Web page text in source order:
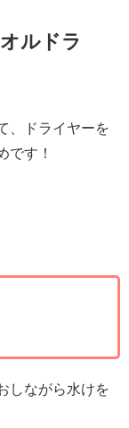
ルドラ
、ドライヤーを
です！
しながら水けを